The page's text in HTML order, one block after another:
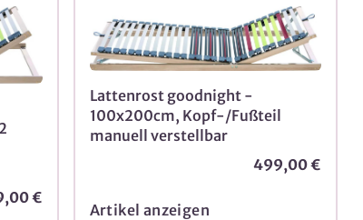
€
Lattenrost goodnight -
100x200cm, Kopf-/Fußteil
manuell verstellbar
499,00 €
Artikel anzeigen